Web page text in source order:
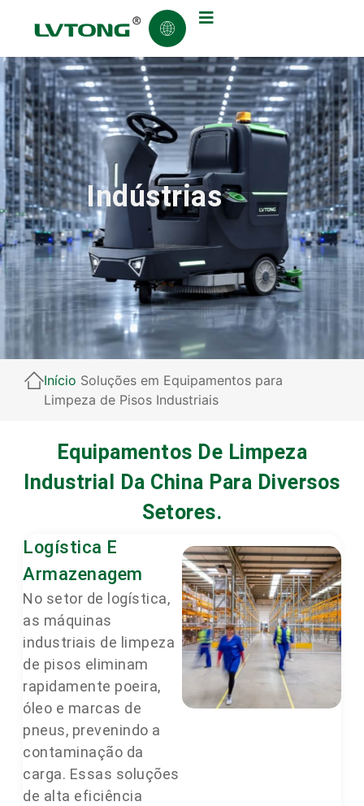
Indústrias
Início Soluções em Equipamentos para
Limpeza de Pisos Industriais
Equipamentos De Limpeza
Industrial Da China Para Diversos
Setores.
Logística E
Armazenagem
No setor de logística,
as máquinas
industriais de limpeza
de pisos eliminam
rapidamente poeira,
óleo e marcas de
pneus, prevenindo a
contaminação da
carga. Essas soluções
de alta eficiência